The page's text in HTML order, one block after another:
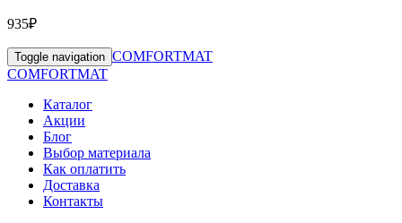
935₽
Toggle navigation COMFORTMAT
COMFORTMAT
Каталог
Акции
Блог
Выбор материала
Как оплатить
Доставка
Контакты